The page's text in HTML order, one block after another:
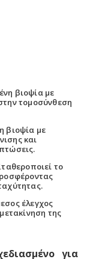
βιοψία με
τομοσύνθεση
βιοψία με
και
το
έλεγχος
της
για